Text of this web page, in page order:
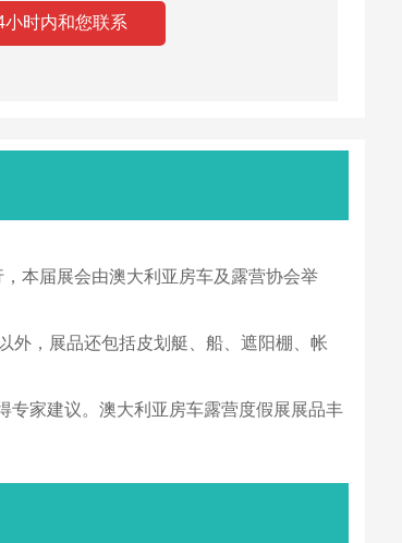
本届展会由澳大利亚房车及露营协会举
外，展品还包括皮划艇、船、遮阳棚、帐
专家建议。澳大利亚房车露营度假展展品丰